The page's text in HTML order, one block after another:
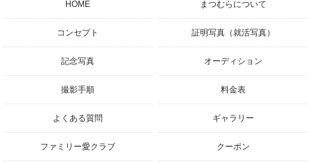
HOME まつむらについて
コンセプト 証明写真（就活写真）
記念写真 オーディション
撮影手順 料金表
よくある質問 ギャラリー
ファミリー愛クラブ クーポン